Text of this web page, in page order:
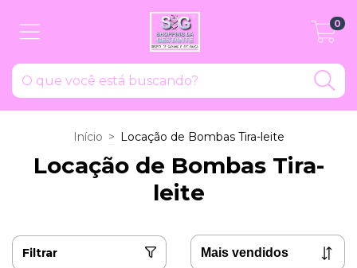
0
Início > Locação de Bombas Tira-leite
Locação de Bombas Tira-
leite
Filtrar